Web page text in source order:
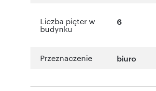
Liczba pięter w
budynku
6
Przeznaczenie biuro